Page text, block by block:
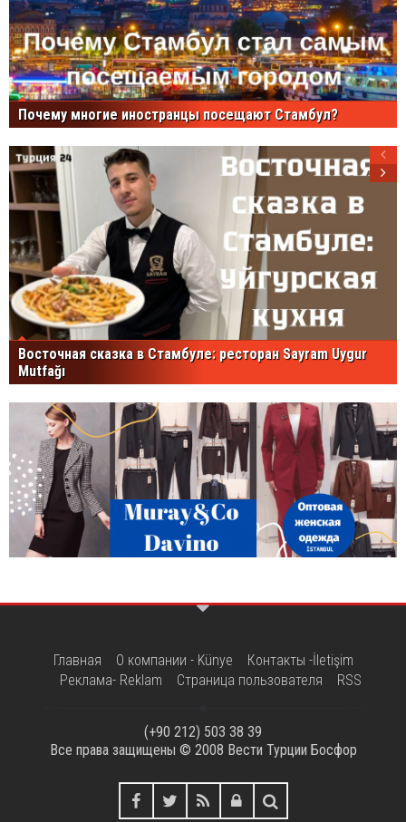
Почему многие иностранцы посещают Стамбул?
Восточная сказка в Стамбуле: ресторан Sayram Uygur
Mutfağı
Главная О компании - Künye
Контакты -İletişim
Реклама- Reklam
Страница пользователя RSS
(+90 212) 503 38 39
Все права защищены © 2008 Вести Турции Босфор